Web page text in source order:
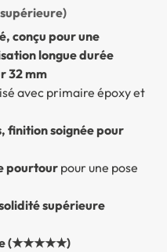
conçu pour une
longue durée
32 mm
avec primaire époxy et
finition soignée pour
pourtour pour une pose
supérieure
(★★★★★)